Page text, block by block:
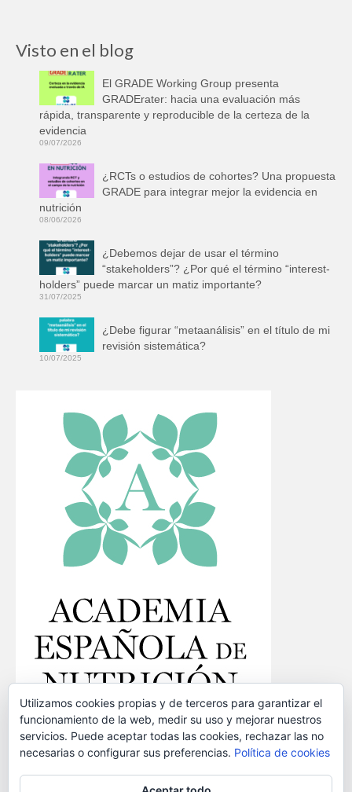
Visto en el blog
El GRADE Working Group presenta
GRADErater: hacia una evaluación más
rápida, transparente y reproducible de la certeza de la
evidencia
09/07/2026
¿RCTs o estudios de cohortes? Una propuesta
GRADE para integrar mejor la evidencia en
nutrición
08/06/2026
¿Debemos dejar de usar el término
“stakeholders”? ¿Por qué el término “interest-
holders” puede marcar un matiz importante?
31/07/2025
¿Debe figurar “metaanálisis” en el título de mi
revisión sistemática?
10/07/2025
Utilizamos cookies propias y de terceros para garantizar el
funcionamiento de la web, medir su uso y mejorar nuestros
servicios. Puede aceptar todas las cookies, rechazar las no
necesarias o configurar sus preferencias. Política de cookies